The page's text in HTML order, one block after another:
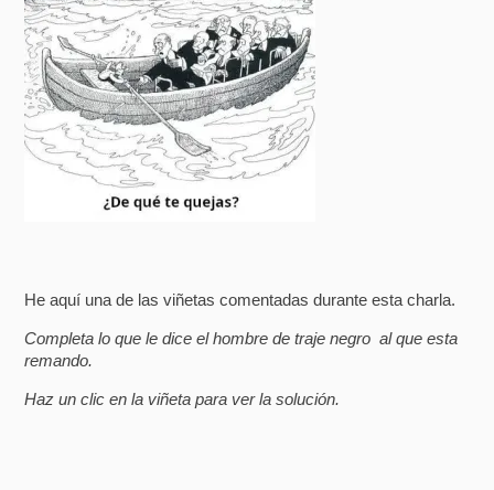
He aquí una de las viñetas comentadas durante esta charla.
Completa lo que le dice el hombre de traje negro al que esta
remando.
Haz un clic en la viñeta para ver la solución.